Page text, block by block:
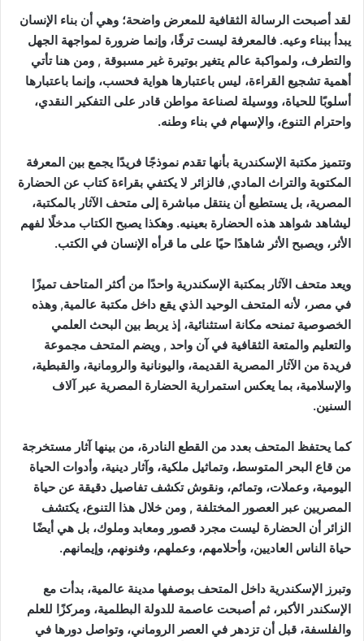
لقد أصبحت الرسالة الثقافية للمعرض واضحة؛ وهي أن بناء الإنسان
يبدأ ببناء وعيه. فالمعرفة ليست ترفًا، وإنما ضرورة لمواجهة الجهل
والتطرف، ولمواكبة عالم يتغير بوتيرة غير مسبوقة , ومن هنا تأتي
أهمية تشجيع القراءة، ليس باعتبارها هواية فحسب، وإنما باعتبارها
أسلوبًا للحياة، ووسيلة لصناعة مواطن قادر على التفكير النقدي،
واحترام التنوع، والإسهام في بناء وطنه.
وتتميز مكتبة الإسكندرية بأنها تقدم نموذجًا فريدًا يجمع بين المعرفة
المكتوبة والتراث المادي, فالزائر لا يكتفي بقراءة كتاب عن الحضارة
المصرية، بل يستطيع أن ينتقل مباشرة إلى متحف الآثار بالمكتبة،
ليشاهد شواهد هذه الحضارة بعينيه. وهكذا يصبح الكتاب مدخلًا لفهم
الأثر، ويصبح الأثر شاهدًا حيًا على ما قرأه الإنسان في الكتب.
ويعد متحف الآثار بمكتبة الإسكندرية واحدًا من أكثر المتاحف تميزًا
في مصر، لأنه المتحف الوحيد الذي يقع داخل مكتبة عالمية, وهذه
الخصوصية تمنحه مكانة استثنائية، إذ يربط بين البحث العلمي
والتعليم والمتعة الثقافية في آن واحد , ويضم المتحف مجموعة
فريدة من الآثار المصرية القديمة، واليونانية والرومانية، والقبطية،
والإسلامية، بما يعكس استمرارية الحضارة المصرية عبر آلاف
السنين.
كما يحتفظ المتحف بعدد من القطع النادرة، من بينها آثار مستخرجة
من قاع البحر المتوسط، وتماثيل ملكية، وآثار دينية، وأدوات الحياة
اليومية، وعملات، وتمائم، ونقوش تكشف تفاصيل دقيقة عن حياة
المصريين عبر العصور المختلفة , ومن خلال هذا التنوع، يكتشف
الزائر أن الحضارة ليست مجرد قصور ومعابد وملوك، بل هي أيضًا
حياة الناس العاديين، وأحلامهم، وعملهم، وفنونهم، وإيمانهم.
وتبرز الإسكندرية داخل المتحف بوصفها مدينة عالمية، بدأت مع
الإسكندر الأكبر، ثم أصبحت عاصمة للدولة البطلمية، ومركزًا للعلم
والفلسفة، قبل أن تزدهر في العصر الروماني، وتواصل دورها في